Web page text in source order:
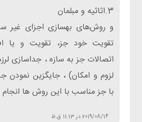
2019/08/14 در 11:13 ق.ظ
3.اثاثیه و مبلمان
و روش‌های بهسازی اجزای غیر
تقویت خود جز، تقویت و یا
اتصالات جز به سازه ، جداسازی
لزوم و امکان) ، جایگزین نمودن
با جز مناسب با این روش ها